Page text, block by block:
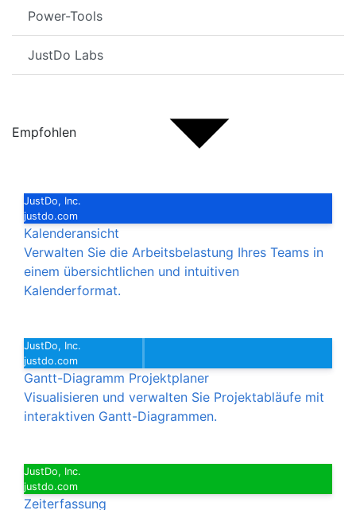
Power-Tools
JustDo Labs
Empfohlen
JustDo, Inc.
justdo.com
Kalenderansicht
Verwalten Sie die Arbeitsbelastung Ihres Teams in
einem übersichtlichen und intuitiven
Kalenderformat.
JustDo, Inc.
justdo.com
Gantt-Diagramm Projektplaner
Visualisieren und verwalten Sie Projektabläufe mit
interaktiven Gantt-Diagrammen.
JustDo, Inc.
justdo.com
Zeiterfassung